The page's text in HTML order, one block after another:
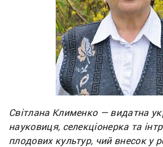
Світлана Клименко — видатна
науковиця, селекціонерка та
плодових культур, чий внесок у